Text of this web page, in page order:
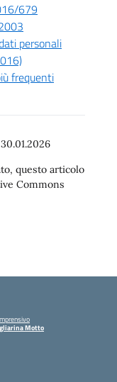
679
personali
frequenti
30.01.2026
questo articolo
Commons
Motto